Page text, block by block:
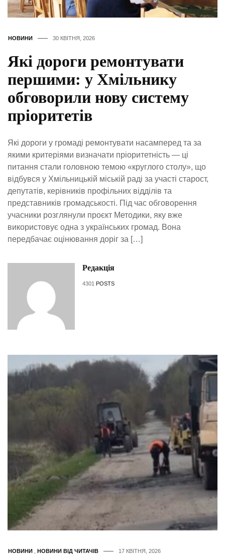
НОВИНИ 30 КВІТНЯ, 2026
Які дороги ремонтувати
першими: у Хмільнику
обговорили нову систему
пріоритетів
Які дороги у громаді ремонтувати насамперед та за
якими критеріями визначати пріоритетність — ці
питання стали головною темою «круглого столу», що
відбувся у Хмільницькій міській раді за участі старост,
депутатів, керівників профільних відділів та
представників громадськості. Під час обговорення
учасники розглянули проєкт Методики, яку вже
використовує одна з українських громад. Вона
передбачає оцінювання доріг за […]
Редакція
4301 POSTS
НОВИНИ НОВИНИ ВІД ЧИТАЧІВ 17 КВІТНЯ, 2026